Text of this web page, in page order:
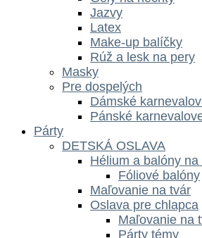
Jazvy
Latex
Make-up balíčky
Rúž a lesk na pery
Masky
Pre dospelých
Dámské
Pánské
Párty
DETSKÁ OSLAVA
Hélium a balóny
Fóliové balóny
Maľovanie na tvár
Oslava pre chlapca
Maľovanie na
Párty témy